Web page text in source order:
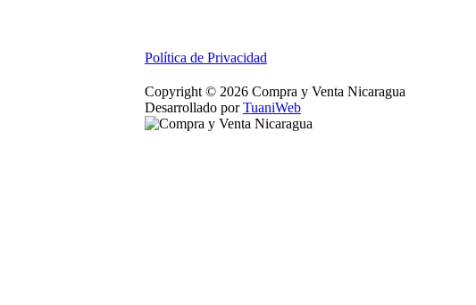
Política de Privacidad
Copyright © 2026 Compra y Venta Nicaragua
Desarrollado porTuaniWeb